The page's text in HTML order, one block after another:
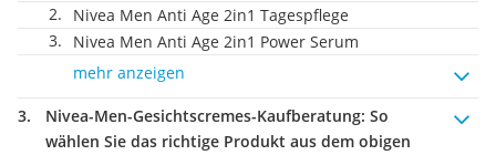
Nivea Men Anti Age 2in1 Tagespflege
Nivea Men Anti Age 2in1 Power Serum
mehr anzeigen
Nivea-Men-Gesichtscremes-Kaufberatung: So
wählen Sie das richtige Produkt aus dem obigen